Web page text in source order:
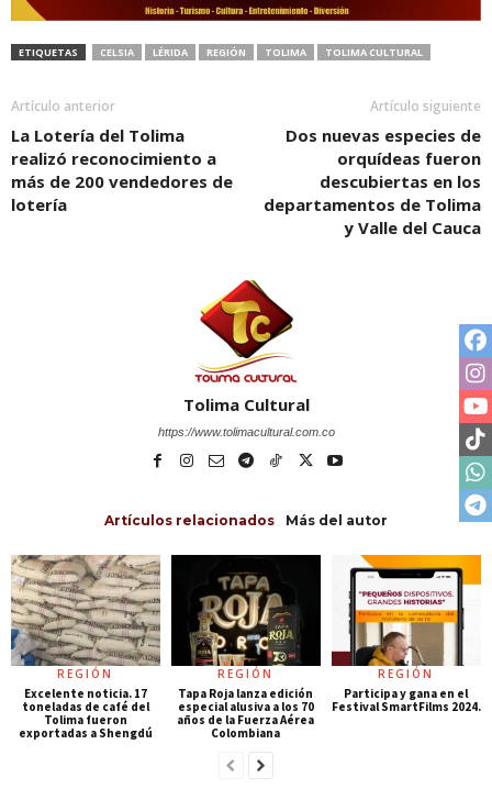
ETIQUETAS CELSIA LÉRIDA REGIÓN TOLIMA TOLIMA CULTURAL
Artículo anterior
La Lotería del Tolima
realizó reconocimiento a
más de 200 vendedores de
lotería
Artículo siguiente
Dos nuevas especies de
orquídeas fueron
descubiertas en los
departamentos de Tolima
y Valle del Cauca
Tolima Cultural
https://www.tolimacultural.com.co
Artículos relacionados Más del autor
REGIÓN
Excelente noticia. 17
toneladas de café del
Tolima fueron
exportadas a Shengdú
REGIÓN
Tapa Roja lanza edición
especial alusiva a los 70
años de la Fuerza Aérea
Colombiana
REGIÓN
Participa y gana en el
Festival SmartFilms 2024.